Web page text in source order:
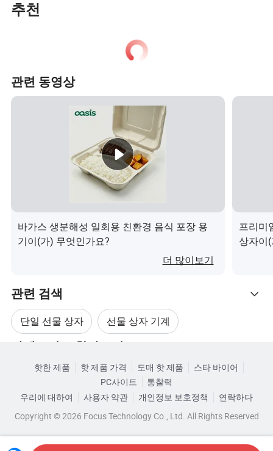
포장 및 배송
1000pcs 또는 요청 시
1000대/상자 또는 요청 시
요청대로 .
포장 유형
장거리 운송을 위한 표준 해역 포장 .
지불 기간
T/T, PayPal, Wester Union 등
(제모 포트
샘플 시간 표준 모델당 5-7일
샘플 수수료
다른 클라이언트의 로고가 없는 경우 기존
배송 시간
주문 완료 후 15-20일 내에 수주 완료
운송 방
추천
관련 동영상
바가스 생분해성 일회용 친환경 음식 포장 용
기이(가) 무엇인가요?
더 많이보기
프리미
상자이
관련 검색
단일 선물 상자 선물 상자 기계
롤 선물 상자
핫한 제품 핫 제품 가격 도매 핫 제품
스타 바이어
PC사이트
통찰력
우리에 대하여
사용자 약관 개인정보 보호정책
연락하다
Copyright © 2026 Focus Technology Co., Ltd. All Rights Reserved